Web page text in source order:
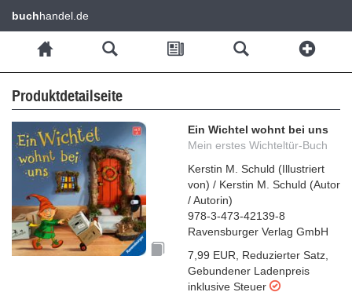
buchhandel.de
Produktdetailseite
Ein Wichtel wohnt bei uns
Mein erstes Wichteltür-Buch
Kerstin M. Schuld (Illustriert
von) / Kerstin M. Schuld (Autor
/ Autorin)
978-3-473-42139-8
Ravensburger Verlag GmbH
7,99 EUR
Reduzierter Satz
Gebundener Ladenpreis
inklusive Steuer